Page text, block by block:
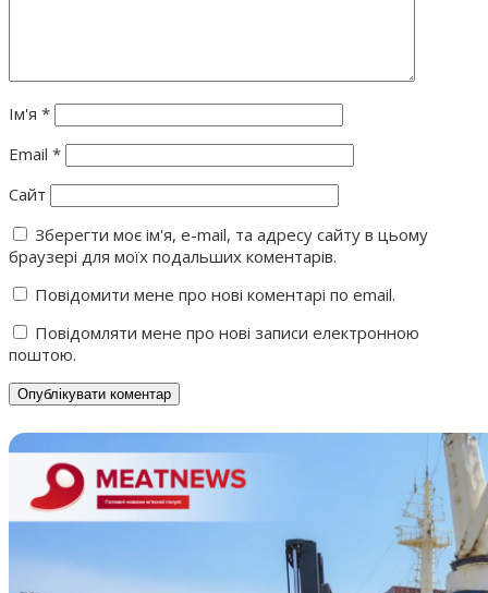
Ім'я *
Email *
Сайт
Зберегти моє ім'я, e-mail, та адресу сайту в цьому
браузері для моїх подальших коментарів.
Повідомити мене про нові коментарі по email.
Повідомляти мене про нові записи електронною
поштою.